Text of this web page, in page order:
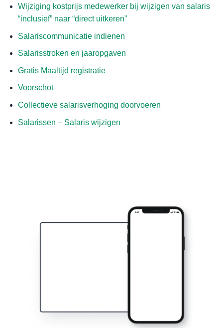
Wijziging kostprijs medewerker bij wijzigen van salaris
“inclusief” naar “direct uitkeren”
Salariscommunicatie indienen
Salarisstroken en jaaropgaven
Gratis Maaltijd registratie
Voorschot
Collectieve salarisverhoging doorvoeren
Salarissen – Salaris wijzigen